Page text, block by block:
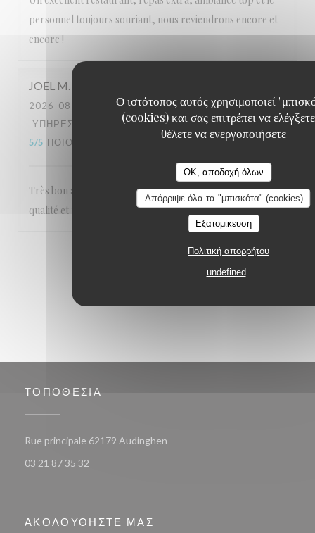
Ο ιστότοπος αυτός χρησιμοποιεί
(cookies) και σας επιτρέπει να ελέγξετε
θέλετε να ενεργοποιήσετε
OK, αποδοχή όλων
Απόρριψε όλα τα "μπισκότα" (cookies)
Εξατομίκευση
Πολιτική απορρήτου
undefined
personnel toujours souriant, nous reviendrons encore et
encore !
JOEL M
2026-08-04
- 12:30 - ΚΑΛΕΣΜΈΝΟΙ 2
ΥΠΗΡΕΣΊΑ
ΑΤΜΌΣΦΑΙΡΑ: 5/5 ΜΕΝΟΎ:
5/5 ΠΟΙΌΤΗΤΑ / ΤΙΜΉ
Très bon accueil , service souriant et efficace , repas de
qualité et un cadre magnifique ! Nous recommandons !!
3
ΤΟΠΟΘΕΣΊΑ
Rue principale 62179 Audinghen
03 21 87 35 32
ΑΚΟΛΟΥΘΉΣΤΕ ΜΑΣ